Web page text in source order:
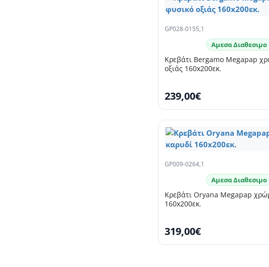
GP028-0155,1
Αμεσα Διαθεσιμο
Κρεβάτι Bergamo Megapap
οξιάς 160x200εκ.
239,00€
GP009-0264,1
Αμεσα Διαθεσιμο
Κρεβάτι Oryana Megapap
160x200εκ.
319,00€